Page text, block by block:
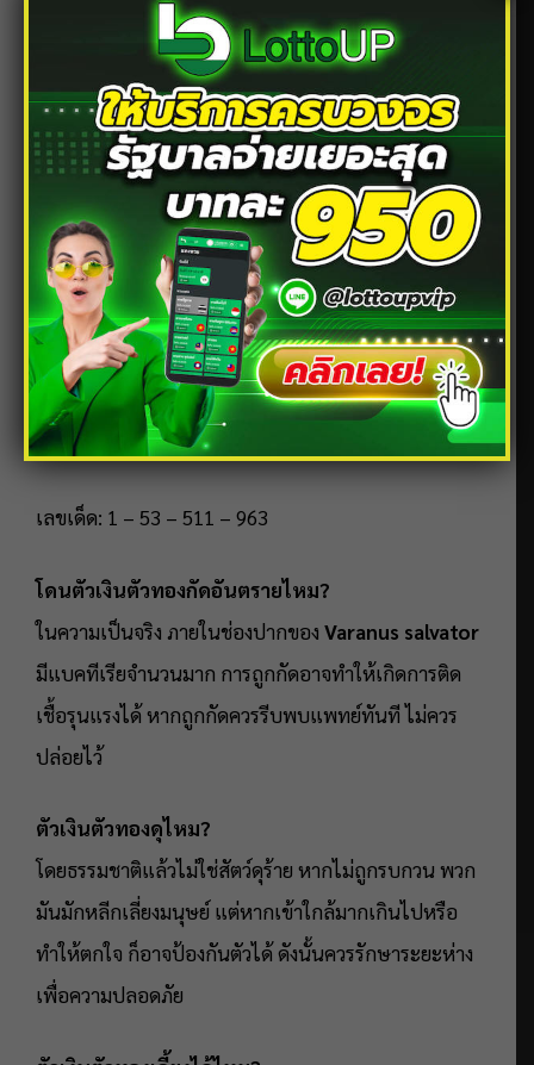
ถือเป็นความฝันมงคลมาก โดยเฉพาะถ้าตัวเงินตัวทองไม่
ได้ทำร้ายคุณ ตำราโบราณเชื่อว่าเป็นสัญญาณแห่งโชค
ลาภ เงินทอง และโอกาสใหม่ ๆ
ความหมายที่โดดเด่น:
การเงินคล่องตัว
ธุรกิจมีกำไร
คนทำค้าขายยอดขายพุ่ง
อาจมีโชคจากบ้านเลขที่
หลายคนจึงนำเลขบ้านหรือเลขที่เกี่ยวข้องไปเสี่ยงโชค
เลขเด็ด: 1 – 53 – 511 – 963
โดนตัวเงินตัวทองกัดอันตรายไหม?
ในความเป็นจริง ภายในช่องปากของ Varanus salvator
มีแบคทีเรียจำนวนมาก การถูกกัดอาจทำให้เกิดการติด
เชื้อรุนแรงได้ หากถูกกัดควรรีบพบแพทย์ทันที ไม่ควร
ปล่อยไว้
ตัวเงินตัวทองดุไหม?
โดยธรรมชาติแล้วไม่ใช่สัตว์ดุร้าย หากไม่ถูกรบกวน พวก
มันมักหลีกเลี่ยงมนุษย์ แต่หากเข้าใกล้มากเกินไปหรือ
ทำให้ตกใจ ก็อาจป้องกันตัวได้ ดังนั้นควรรักษาระยะห่าง
เพื่อความปลอดภัย